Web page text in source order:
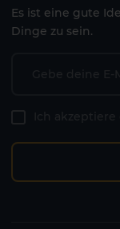
Es ist eine gute
Dinge zu sein.